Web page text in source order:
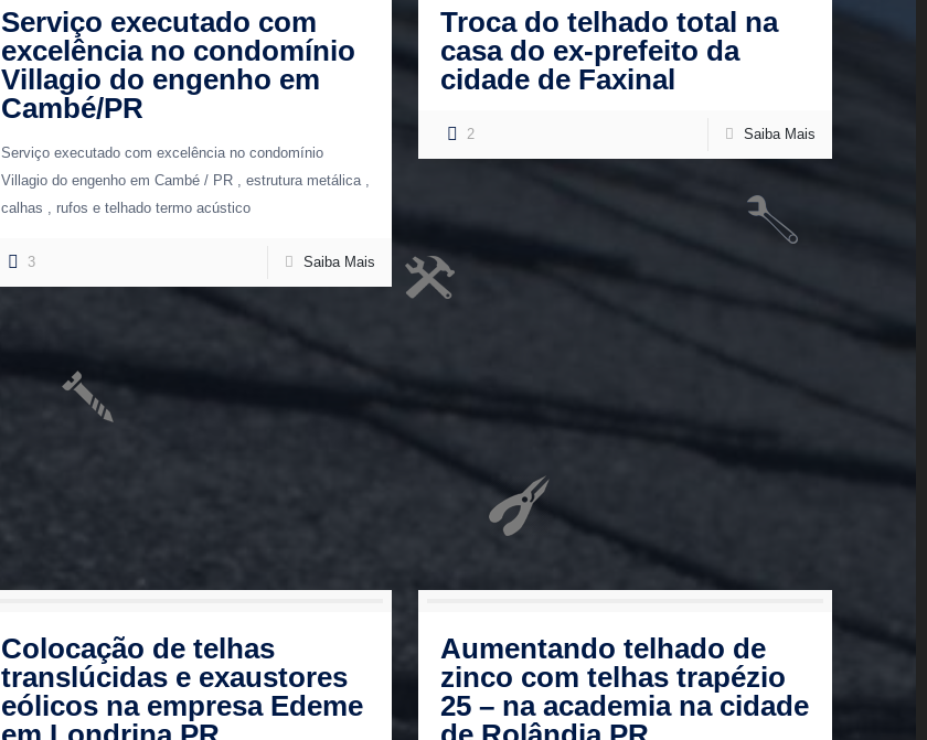
Serviço executado com
excelência no condomínio
Villagio do engenho em
Cambé/PR
Serviço executado com excelência no condomínio
Villagio do engenho em Cambé / PR , estrutura metálica ,
calhas , rufos e telhado termo acústico
3 Saiba Mais
Troca do telhado total na
casa do ex-prefeito da
cidade de Faxinal
2 Saiba Mais
Colocação de telhas
translúcidas e exaustores
eólicos na empresa Edeme
Aumentando telhado de
zinco com telhas trapézio
25 – na academia na cidade